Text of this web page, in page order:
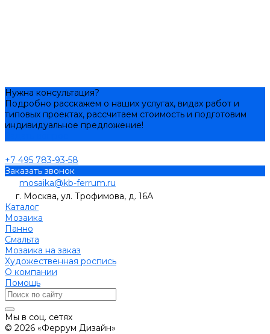
Нужна консультация?
Подробно расскажем о наших услугах, видах работ и
типовых проектах, рассчитаем стоимость и подготовим
индивидуальное предложение!
+7 495 783-93-58
Заказать звонок
mosaika@kb-ferrum.ru
г. Москва, ул. Трофимова, д. 16А
Каталог
Мозаика
Панно
Смальта
Мозаика на заказ
Художественная роспись
О компании
Помощь
Мы в соц. сетях
© 2026 «Феррум Дизайн»